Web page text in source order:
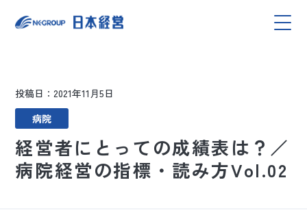
投稿日：2021年11月5日
病院
経営者にとっての成績表は？／
病院経営の指標・読み方Vol.02